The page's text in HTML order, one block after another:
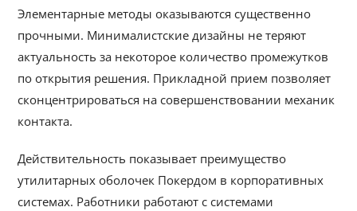
Элементарные методы оказываются существенно
прочными. Минималистские дизайны не теряют
актуальность за некоторое количество промежутков
по открытия решения. Прикладной прием позволяет
сконцентрироваться на совершенствовании механик
контакта.
Действительность показывает преимущество
утилитарных оболочек Покердом в корпоративных
системах. Работники работают с системами